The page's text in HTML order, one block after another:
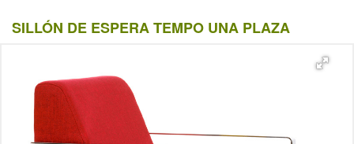
SILLÓN DE ESPERA TEMPO UNA PLAZA